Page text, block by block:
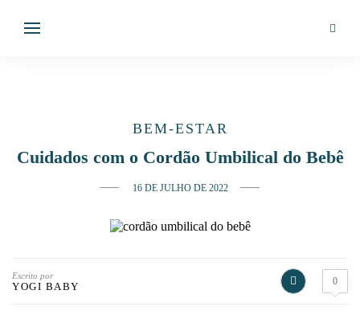
BEM-ESTAR
Cuidados com o Cordão Umbilical do Bebê
16 DE JULHO DE 2022
Escrito por
YOGI BABY 0